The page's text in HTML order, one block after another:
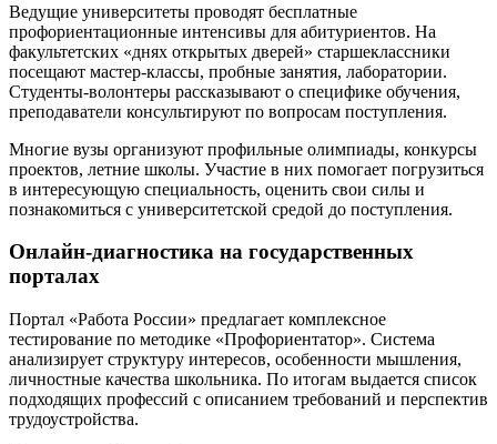
Ведущие университеты проводят бесплатные
профориентационные интенсивы для абитуриентов. На
факультетских «днях открытых дверей» старшеклассники
посещают мастер-классы, пробные занятия, лаборатории.
Студенты-волонтеры рассказывают о специфике обучения,
преподаватели консультируют по вопросам поступления.
Многие вузы организуют профильные олимпиады, конкурсы
проектов, летние школы. Участие в них помогает погрузиться
в интересующую специальность, оценить свои силы и
познакомиться с университетской средой до поступления.
Онлайн-диагностика на государственных
порталах
Портал «Работа России» предлагает комплексное
тестирование по методике «Профориентатор». Система
анализирует структуру интересов, особенности мышления,
личностные качества школьника. По итогам выдается список
подходящих профессий с описанием требований и перспектив
трудоустройства.